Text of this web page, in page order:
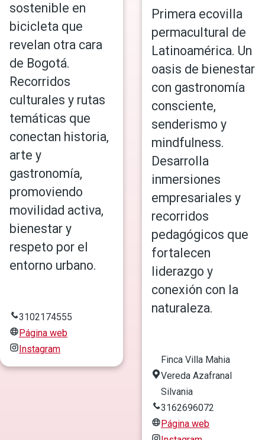
sostenible en
bicicleta que
revelan otra cara
de Bogotá.
Recorridos
culturales y rutas
temáticas que
conectan historia,
arte y
gastronomía,
promoviendo
movilidad activa,
bienestar y
respeto por el
entorno urbano.
3102174555
Página web
Instagram
Primera ecovilla
permacultural de
Latinoamérica. Un
oasis de bienestar
con gastronomía
consciente,
senderismo y
mindfulness.
Desarrolla
inmersiones
empresariales y
recorridos
pedagógicos que
fortalecen
liderazgo y
conexión con la
naturaleza.
Finca Villa Mahia
Vereda Azafranal
Silvania
3162696072
Página web